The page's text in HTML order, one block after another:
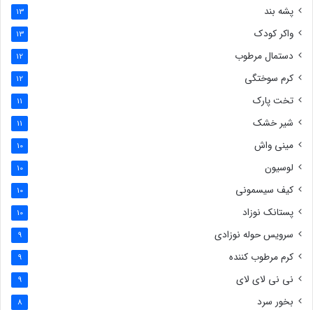
پشه بند 13
واکر کودک 13
دستمال مرطوب 12
کرم سوختگی 12
تخت پارک 11
شیر خشک 11
مینی واش 10
لوسیون 10
کیف سیسمونی 10
پستانک نوزاد 10
سرویس حوله نوزادی 9
کرم مرطوب کننده 9
نی نی لای لای 9
بخور سرد 8